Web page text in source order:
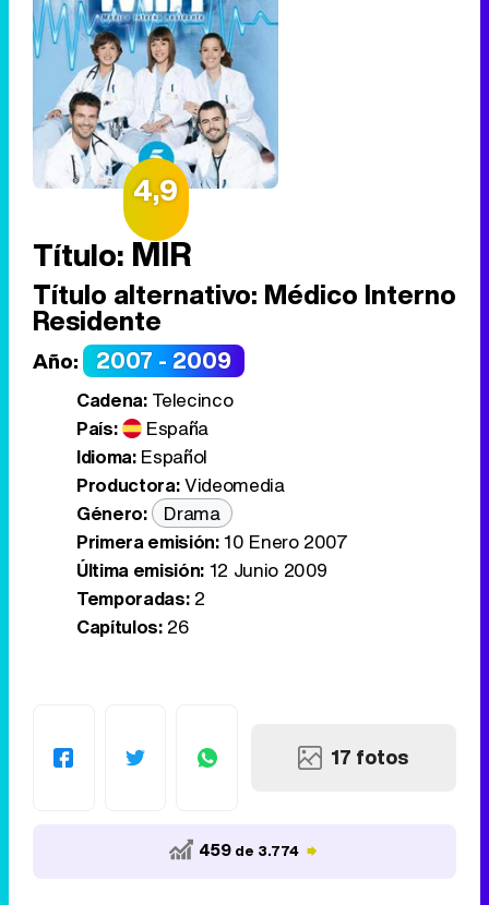
4,9
Título: MIR
Título alternativo: Médico Interno
Residente
Año: 2007 - 2009
Cadena:Telecinco
País:
España
Idioma: Español
Productora:Videomedia
Género:
Drama
Primera emisión:10 Enero 2007
Última emisión:12 Junio 2009
Temporadas:2
Capítulos:26
17 fotos
459 de 3.774